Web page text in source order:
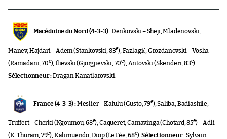
Macédoine du Nord (4-3-3) :Denkovski – Sheji, Mladenovski,
Manev, Hajdari – Adem (Stankovski, 83e), Fazlagić, Grozdanovski – Vosha
(Ramadani, 70e), Ilievski (Gjorgjievski, 70e), Antovski (Skenderi, 83e).
Sélectionneur :Dragan Kanatlarovski.
France (4-3-3) :Meslier – Kalulu (Gusto, 79e), Saliba, Badiashile,
Truffert – Cherki (Ngoumou, 68e), Caqueret, Camavinga (Chotard, 85e) – Adli
(K. Thuram, 79e), Kalimuendo, Diop (Le Fée, 68e).Sélectionneur :Sylvain